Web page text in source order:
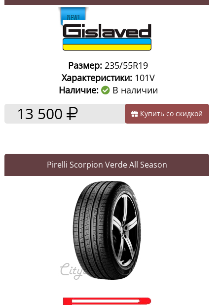
Размер: 235/55R19
Характеристики:101V
Наличие:
В наличии
13 500 Купить со скидкой
Pirelli Scorpion Verde All Season